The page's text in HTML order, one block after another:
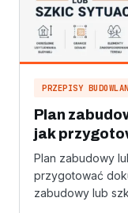
PRZEPISY
Plan
jak
Plan zabudowy
przygotować
zabudowy lub